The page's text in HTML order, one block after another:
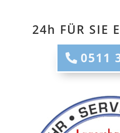
24h FÜR SIE
0511